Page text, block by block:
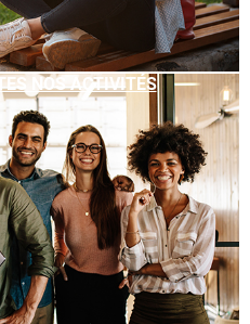
NOS ACTIVITÉS